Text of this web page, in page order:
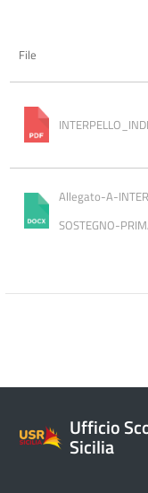
File
Allegato-A-
SOSTEGNO-
Ufficio
Sicilia